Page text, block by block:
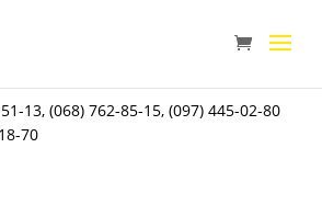
13,(068) 762-85-15,(097) 445-02-80
70